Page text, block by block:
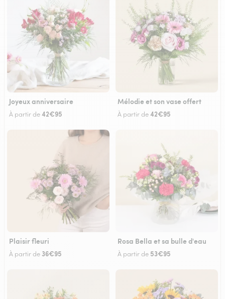
Joyeux anniversaire
À partir de42€95
Mélodie et son vase offert
À partir de42€95
Plaisir fleuri
À partir de 36€95
Rosa Bella et sa bulle d'eau
À partir de 53€95